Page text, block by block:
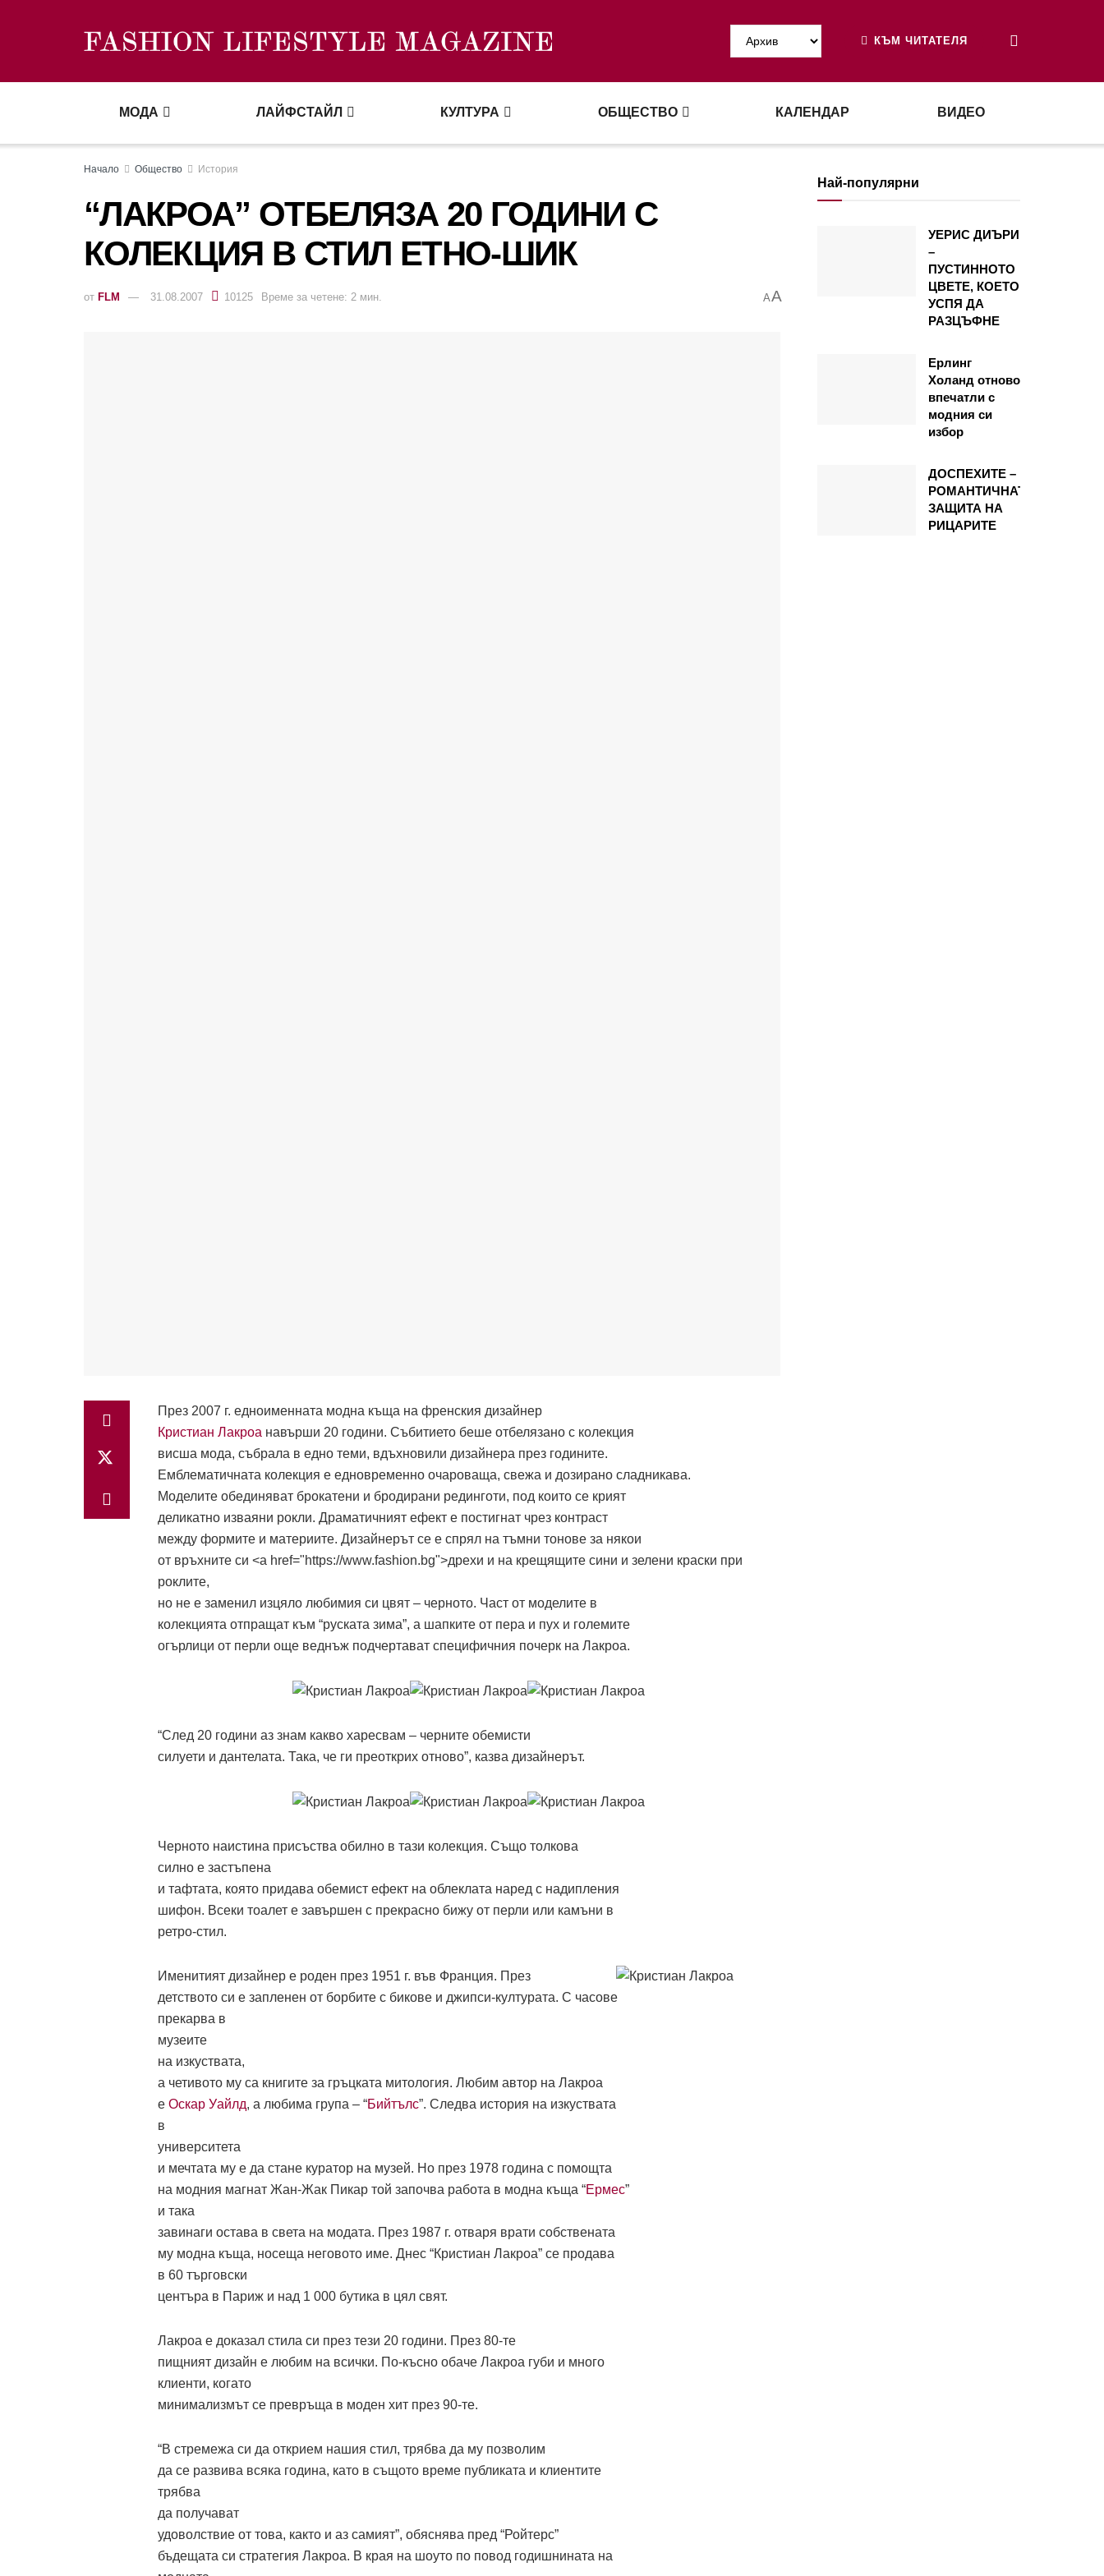
КЪМ ЧИТАТЕЛЯ
МОДА ЛАЙФСТАЙЛ КУЛТУРА ОБЩЕСТВО КАЛЕНДАР ВИДЕО
Начало Общество История
“ЛАКРОА” ОТБЕЛЯЗА 20 ГОДИНИ С
КОЛЕКЦИЯ В СТИЛ ЕТНО-ШИК
от FLM 31.08.2007 10125 Време за четене: 2 мин. AA
През 2007 г. едноименната модна къща на френския дизайнер
Кристиан Лакроа навърши 20 години. Събитието беше отбелязано с колекция
висша мода, събрала в едно теми, вдъхновили дизайнера през годините.
Емблематичната колекция е едновременно очароваща, свежа и дозирано сладникава.
Моделите обединяват брокатени и бродирани рединготи, под които се крият
деликатно изваяни рокли. Драматичният ефект е постигнат чрез контраст
между формите и материите. Дизайнерът се е спрял на тъмни тонове за някои
от връхните си <а href="https://www.fashion.bg">дрехи и на крещящите сини и зелени краски при
роклите,
но не е заменил изцяло любимия си цвят – черното. Част от моделите в
колекцията отпращат към “руската зима”, а шапките от пера и пух и големите
огърлици от перли още веднъж подчертават специфичния почерк на Лакроа.
“След 20 години аз знам какво харесвам – черните обемисти
силуети и дантелата. Така, че ги преоткрих отново”, казва дизайнерът.
Черното наистина присъства обилно в тази колекция. Също толкова
силно е застъпена
и тафтата, която придава обемист ефект на облеклата наред с надипления
шифон. Всеки тоалет е завършен с прекрасно бижу от перли или камъни в
ретро-стил.
Именитият дизайнер е роден през 1951 г. във Франция. През
детството си е запленен от борбите с бикове и джипси-културата. С часове
прекарва в
музеите
на изкуствата,
а четивото му са книгите за гръцката митология. Любим автор на Лакроа
е Оскар Уайлд, а любима група – “Бийтълс”. Следва история на изкуствата
в
университета
и мечтата му е да стане куратор на музей. Но през 1978 година с помощта
на модния магнат Жан-Жак Пикар той започва работа в модна къща “Ермес”
и така
завинаги остава в света на модата. През 1987 г. отваря врати собствената
му модна къща, носеща неговото име. Днес “Кристиан Лакроа” се продава
в 60 търговски
центъра в Париж и над 1 000 бутика в цял свят.
Лакроа е доказал стила си през тези 20 години. През 80-те
пищният дизайн е любим на всички. По-късно обаче Лакроа губи и много
клиенти, когато
минимализмът се превръща в моден хит през 90-те.
“В стремежа си да открием нашия стил, трябва да му позволим
да се развива всяка година, като в същото време публиката и клиентите
трябва
да получават
удоволствие от това, както и аз самият”, обяснява пред “Ройтерс”
бъдещата си стратегия Лакроа. В края на шоуто по повод годишнината на
Най-популярни
УЕРИС ДИЪРИ
–
ПУСТИННОТО
ЦВЕТЕ, КОЕТО
УСПЯ ДА
РАЗЦЪФНЕ
Ерлинг
Холанд отново
впечатли с
модния си
избор
ДОСПЕХИТЕ –
РОМАНТИЧНАТА
ЗАЩИТА НА
РИЦАРИТЕ